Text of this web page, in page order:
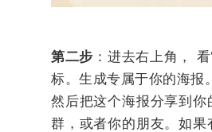
第二步 ：进去右上角， 看
标。生成专属于你的海报。
然后把这个海报分享到你
群，或者你的朋友。如果